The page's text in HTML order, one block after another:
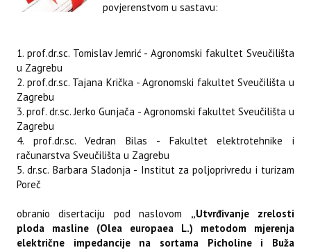
povjerenstvom u sastavu:
1. prof.dr.sc. Tomislav Jemrić - Agronomski fakultet Sveučilišta
u Zagrebu
2. prof.dr.sc. Tajana Krička - Agronomski fakultet Sveučilišta u
Zagrebu
3. prof. dr.sc. Jerko Gunjača - Agronomski fakultet Sveučilišta u
Zagrebu
4. prof.dr.sc. Vedran Bilas - Fakultet elektrotehnike i
računarstva Sveučilišta u Zagrebu
5. dr.sc. Barbara Sladonja - Institut za poljoprivredu i turizam
Poreč
obranio disertaciju pod naslovom „Utvrđivanje zrelosti
ploda masline (Olea europaea L.) metodom mjerenja
električne impedancije na sortama Picholine i Buža